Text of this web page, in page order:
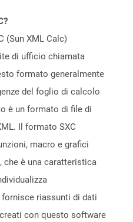
(Sun XML Calc)
di ufficio chiamata
formato generalmente
del foglio di calcolo
è un formato di file di
Il formato SXC
macro e grafici
che è una caratteristica
riassunti di dati
con questo software